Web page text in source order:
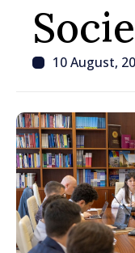
10 August,